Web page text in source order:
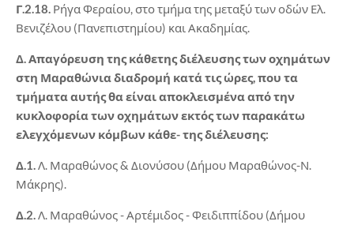
Γ.2.18. Ρήγα Φεραίου, στο τμήμα της μεταξύ των οδών Ελ.
Βενιζέλου (Πανεπιστημίου) και Ακαδημίας.
Δ. Απαγόρευση της κάθετης διέλευσης των οχημάτων
στη Μαραθώνια διαδρομή κατά τις ώρες, που τα
τμήματα αυτής θα είναι αποκλεισμένα από την
κυκλοφορία των οχημάτων εκτός των παρακάτω
ελεγχόμενων κόμβων κάθε- της διέλευσης:
Δ.1.Λ. Μαραθώνος & Διονύσου (Δήμου Μαραθώνος-Ν.
Μάκρης).
Δ.2.Λ. Μαραθώνος - Αρτέμιδος - Φειδιππίδου (Δήμου